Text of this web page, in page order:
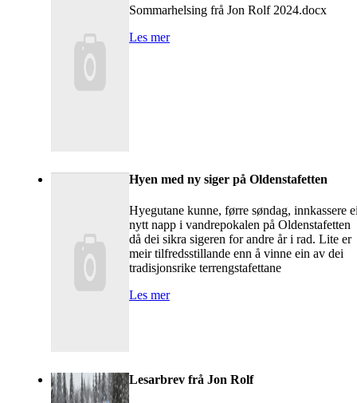
Sommarhelsing frå Jon Rolf 2024.docx
Les mer
Hyen med ny siger på Oldenstafetten
Hyegutane kunne, førre søndag, innkassere
nytt napp i vandrepokalen på Oldenstafetten
då dei sikra sigeren for andre år i rad. Lite er
meir tilfredsstillande enn å vinne ein av dei
tradisjonsrike terrengstafettane
Les mer
Lesarbrev frå Jon Rolf